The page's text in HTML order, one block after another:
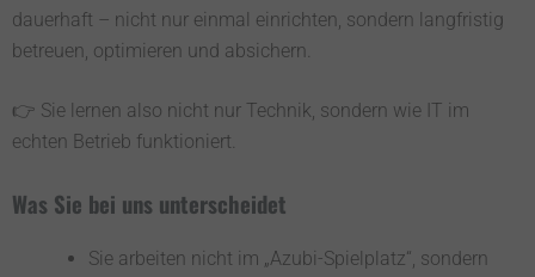
dauerhaft – nicht nur einmal einrichten, sondern langfristig
betreuen, optimieren und absichern.
👉 Sie lernen also nicht nur Technik, sondern wie IT im
echten Betrieb funktioniert.
Was Sie bei uns unterscheidet
Sie arbeiten nicht im „Azubi-Spielplatz“, sondern